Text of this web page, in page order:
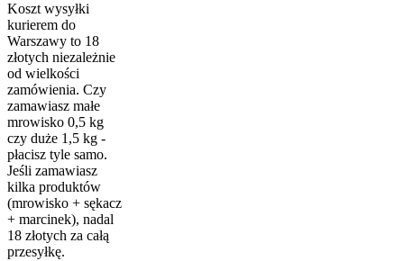
Koszt wysyłki
kurierem do
Warszawy to 18
złotych niezależnie
od wielkości
zamówienia. Czy
zamawiasz małe
mrowisko 0,5 kg
czy duże 1,5 kg -
płacisz tyle samo.
Jeśli zamawiasz
kilka produktów
(mrowisko + sękacz
+ marcinek), nadal
18 złotych za całą
przesyłkę.